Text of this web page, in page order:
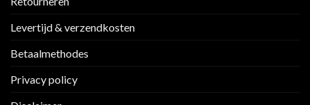
Levertijd & verzendkosten
Betaalmethodes
Privacy policy